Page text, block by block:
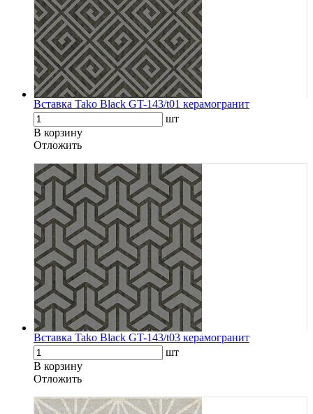
Вставка Tako Black GT-143/t01 керамогранит
шт
В корзину
Oтложить
Вставка Tako Black GT-143/t03 керамогранит
шт
В корзину
Oтложить